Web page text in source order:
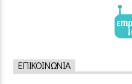
ΕΠΙΚΟΙΝΩΝΊΑ